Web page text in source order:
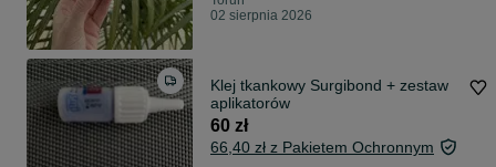
02 sierpnia 2026
Klej tkankowy Surgibond + zestaw
aplikatorów
60 zł
66,40 zł z Pakietem Ochronnym